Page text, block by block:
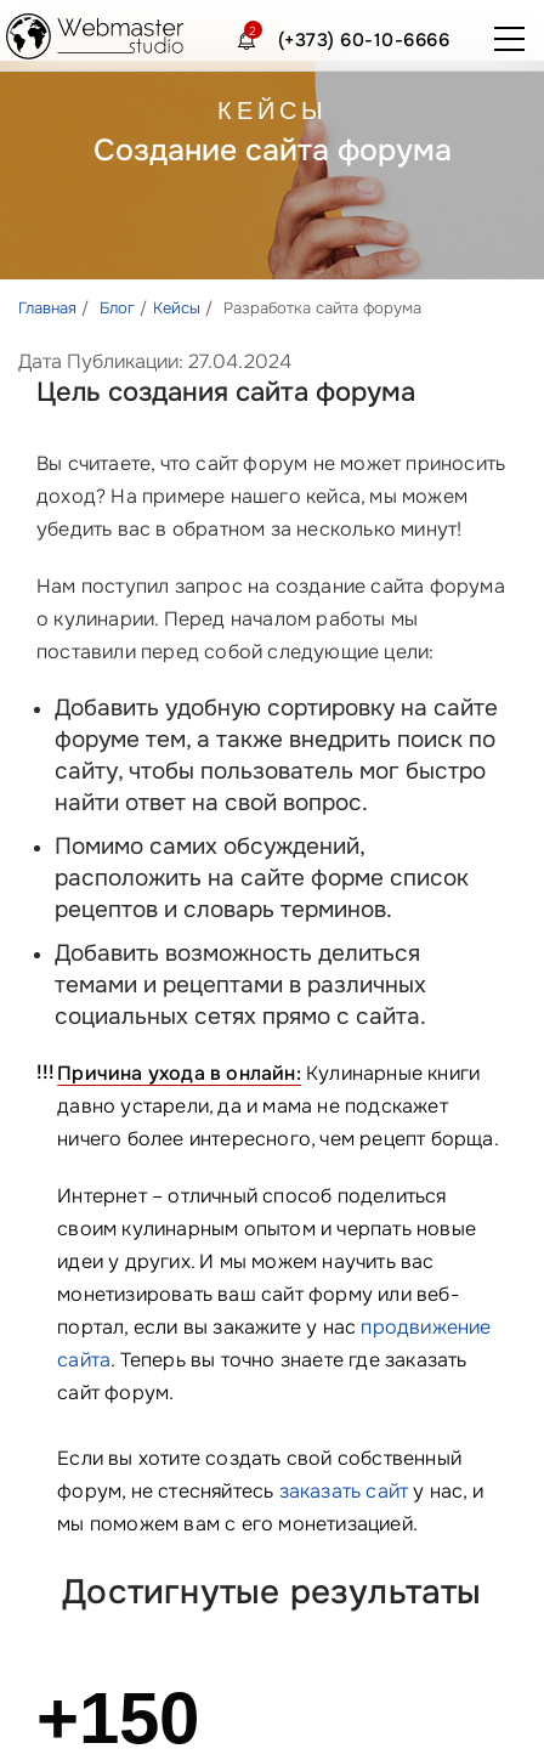
(+373) 60-10-6666
2
КЕЙСЫ
Создание сайта форума
Главная Блог Кейсы Разработка сайта форума
Дата Публикации: 27.04.2024
Цель создания сайта форума
Вы считаете, что сайт форум не может приносить
доход? На примере нашего кейса, мы можем
убедить вас в обратном за несколько минут!
Нам поступил запрос на создание сайта форума
о кулинарии. Перед началом работы мы
поставили перед собой следующие цели:
Добавить удобную сортировку на сайте
форуме тем, а также внедрить поиск по
сайту, чтобы пользователь мог быстро
найти ответ на свой вопрос.
Помимо самих обсуждений,
расположить на сайте форме список
рецептов и словарь терминов.
Добавить возможность делиться
темами и рецептами в различных
социальных сетях прямо с сайта.
Причина ухода в онлайн:Кулинарные книги
давно устарели, да и мама не подскажет
ничего более интересного, чем рецепт борща.
Интернет – отличный способ поделиться
своим кулинарным опытом и черпать новые
идеи у других. И мы можем научить вас
монетизировать ваш сайт форму или веб-
портал, если вы закажите у нас продвижение
сайта. Теперь вы точно знаете где заказать
сайт форум.
Если вы хотите создать свой собственный
форум, не стесняйтесь заказать сайту нас, и
мы поможем вам с его монетизацией.
Достигнутые результаты
+150